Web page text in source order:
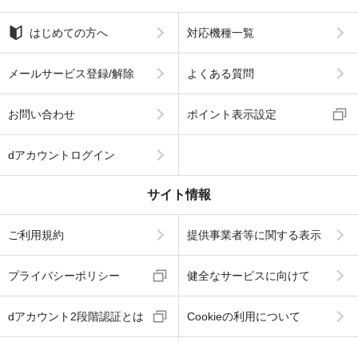
はじめての方へ 対応機種一覧
メールサービス登録/解除 よくある質問
お問い合わせ ポイント表示設定
dアカウントログイン
サイト情報
ご利用規約 提供事業者等に関する表示
プライバシーポリシー 健全なサービスに向けて
dアカウント2段階認証とは Cookieの利用について